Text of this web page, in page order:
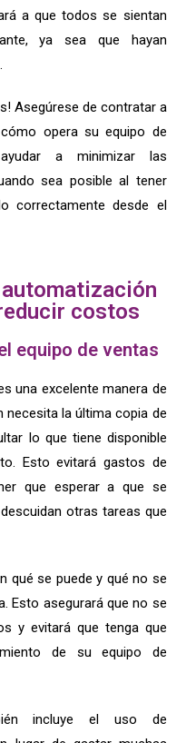
a que todos se sientan
ya sea que hayan
Asegúrese de contratar a
opera su equipo de
a minimizar las
sea posible al tener
correctamente desde el
costos
equipo de ventas
una excelente manera de
necesita la última copia de
lo que tiene disponible
Esto evitará gastos de
que esperar a que se
otras tareas que
qué se puede y qué no se
Esto asegurará que no se
y evitará que tenga que
de su equipo de
incluye el uso de